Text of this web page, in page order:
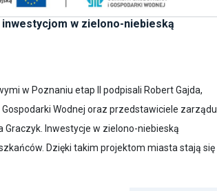
w zielono-niebieską
w Poznaniu etap II podpisali Robert Gajda,
Wodnej oraz przedstawiciele zarządu
Graczyk. Inwestycje w zielono-niebieską
Dzięki takim projektom miasta stają się